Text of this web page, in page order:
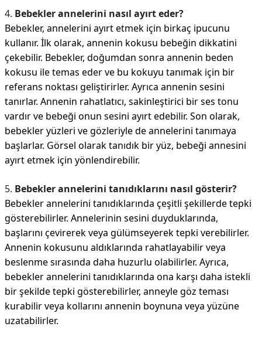
4. Bebekler annelerini nasıl ayırt eder?
Bebekler, annelerini ayırt etmek için birkaç ipucunu
kullanır. İlk olarak, annenin kokusu bebeğin dikkatini
çekebilir. Bebekler, doğumdan sonra annenin beden
kokusu ile temas eder ve bu kokuyu tanımak için bir
referans noktası geliştirirler. Ayrıca annenin sesini
tanırlar. Annenin rahatlatıcı, sakinleştirici bir ses tonu
vardır ve bebeği onun sesini ayırt edebilir. Son olarak,
bebekler yüzleri ve gözleriyle de annelerini tanımaya
başlarlar. Görsel olarak tanıdık bir yüz, bebeği annesini
ayırt etmek için yönlendirebilir.
5. Bebekler annelerini tanıdıklarını nasıl gösterir?
Bebekler annelerini tanıdıklarında çeşitli şekillerde tepki
gösterebilirler. Annelerinin sesini duyduklarında,
başlarını çevirerek veya gülümseyerek tepki verebilirler.
Annenin kokusunu aldıklarında rahatlayabilir veya
beslenme sırasında daha huzurlu olabilirler. Ayrıca,
bebekler annelerini tanıdıklarında ona karşı daha istekli
bir şekilde tepki gösterebilirler, anneyle göz teması
kurabilir veya kollarını annenin boynuna veya yüzüne
uzatabilirler.